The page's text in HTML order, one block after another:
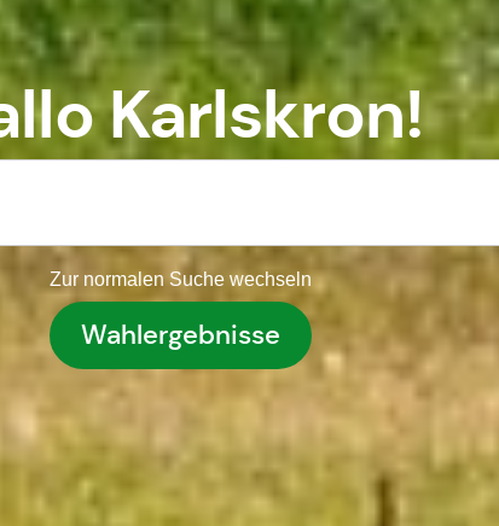
Karlskron!
Zur normalen Suche wechseln
Wahlergebnisse